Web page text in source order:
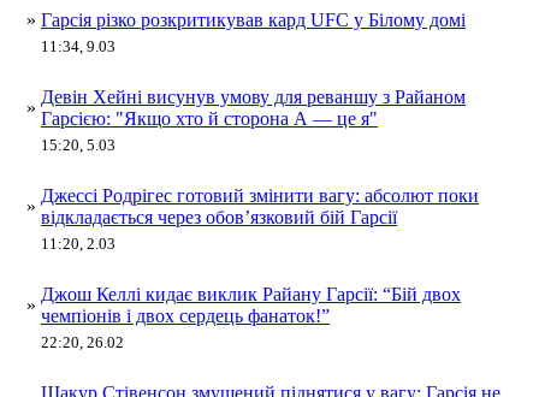
» Гарсія різко розкритикував кард UFC у Білому домі
11:34, 9.03
»
Девін Хейні висунув умову для реваншу з Райаном
Гарсією: "Якщо хто й сторона А — це я"
15:20, 5.03
»
Джессі Родрігес готовий змінити вагу: абсолют поки
відкладається через обов’язковий бій Гарсії
11:20, 2.03
»
Джош Келлі кидає виклик Райану Гарсії: “Бій двох
чемпіонів і двох сердець фанаток!”
22:20, 26.02
Шакур Стівенсон змушений піднятися у вагу: Гарсія не